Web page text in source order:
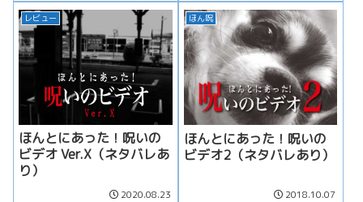
レビュー
ほんとにあった！呪いの
ビデオ Ver.X（ネタバレあ
り）
2020.08.23
ほん呪
ほんとにあった！呪いの
ビデオ2（ネタバレあり）
2018.10.07